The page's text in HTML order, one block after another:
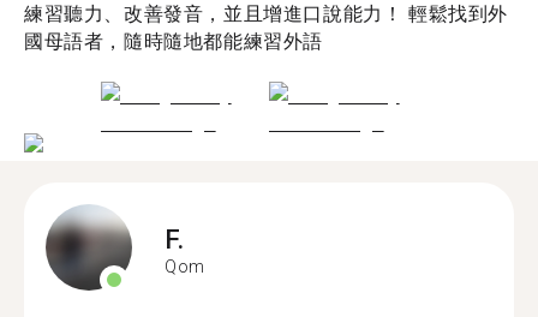
練習聽力、改善發音，並且增進口說能力！ 輕鬆找到外
國母語者，隨時隨地都能練習外語
F.
Qom